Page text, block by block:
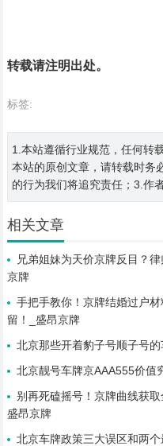
转载请注明出处。
标签:
1.本站遵循行业规范，任何转
本站的原创文章，请转载时务
的行为我们将追究责任；3.作
相关文章
兄弟姐妹为天价京牌反目？
京牌
手把手教你！京牌结婚过户
留！_盛昂京牌
北京那些开着豹子号顺子号
北京靓号车牌京AAA555价值
别再死磕摇号！京牌曲线获
盛昂京牌
北京车牌政策三大误区和两